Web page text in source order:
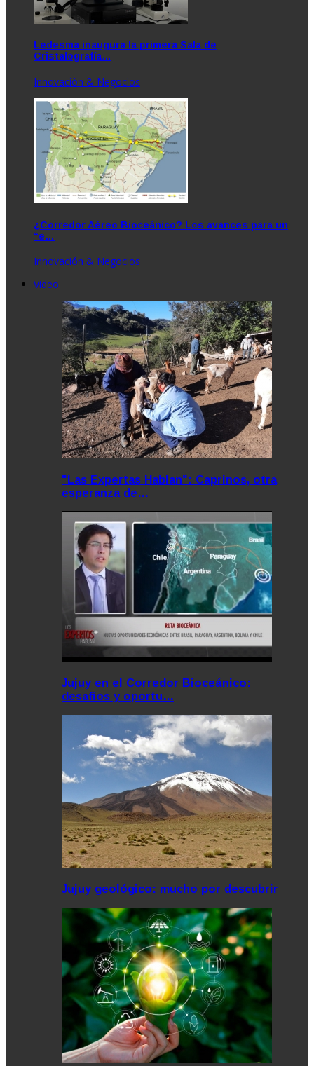
Ledesma inaugura la primera Sala de
Cristalografía…
Innovación & Negocios
¿Corredor Aéreo Bioceánico? Los avances para un
“e…
Innovación & Negocios
Video
"Las Expertas Hablan": Caprinos, otra
esperanza de…
Jujuy en el Corredor Bioceánico:
desafíos y oportu…
Jujuy geológico: mucho por descubrir